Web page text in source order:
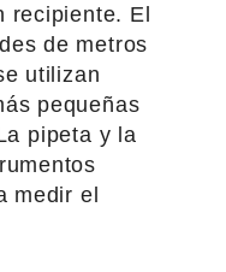
recipiente. El
de metros
utilizan
pequeñas
pipeta y la
medir el